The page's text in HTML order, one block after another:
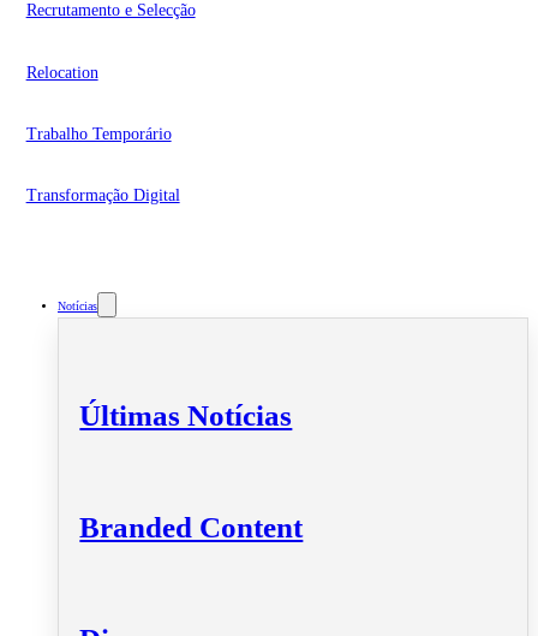
Recrutamento e Selecção
Relocation
Trabalho Temporário
Transformação Digital
Notícias
Últimas Notícias
Branded Content